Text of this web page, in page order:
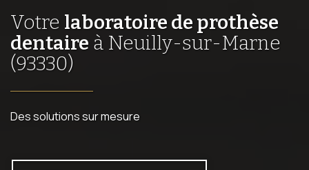
Votre laboratoire de prothèse
dentaire à Neuilly-sur-Marne
(93330)
Des solutions sur mesure